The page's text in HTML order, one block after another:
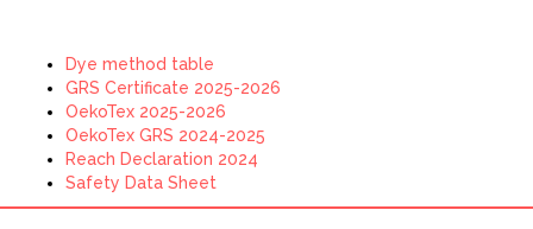
Dye method table
GRS Certificate 2025-2026
OekoTex 2025-2026
OekoTex GRS 2024-2025
Reach Declaration 2024
Safety Data Sheet